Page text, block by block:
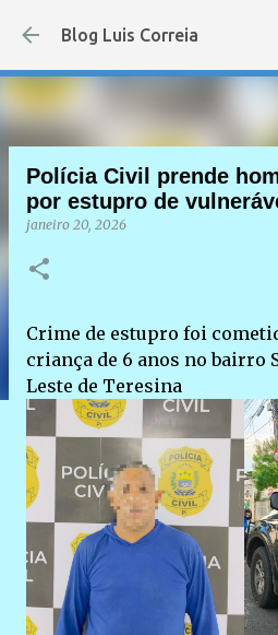
Pular para o
Blog Luis Correia
Polícia Civil prende
por estupro de
janeiro 20, 2026
Crime de estupro foi
criança de 6 anos no bairro
Leste de Teresina